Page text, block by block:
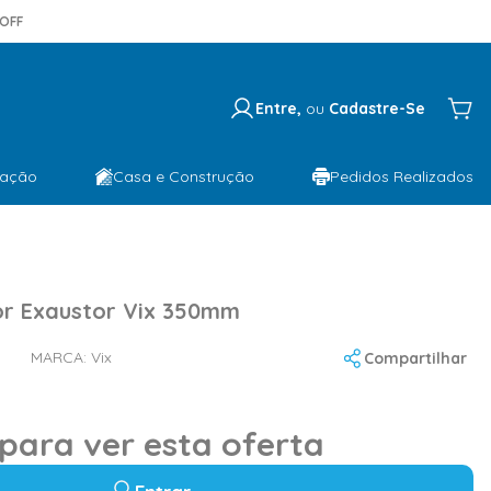
Entre, ou Cadastre-Se
Casa e Construção Pedidos Realizados
Exaustor Vix 350mm
MARCA: Vix Compartilhar
ver esta oferta